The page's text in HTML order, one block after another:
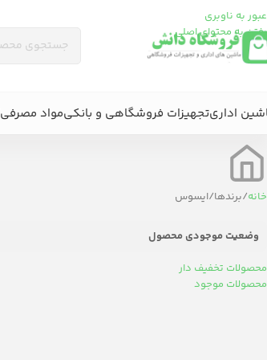
عبور به ناوبری
رفتن به محتوای اصلی
اداریتجهیزات فروشگاهی و بانکیمواد مصرفی
خانه برندها ایسوس
وضعیت موجودی محصول
محصولات تخفیف دار
محصولات موجود